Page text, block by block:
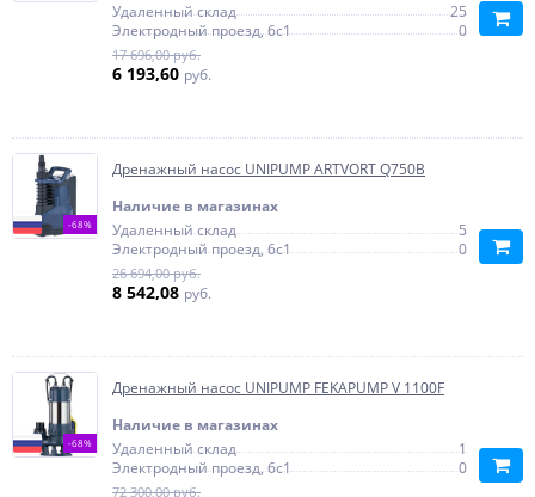
Удаленный склад
25
Электродный проезд, 6с1
0
17 696,00 руб.
6 193,60 руб.
-68%
Дренажный насос UNIPUMP ARTVORT Q750B
Наличие в магазинах
Удаленный склад
5
Электродный проезд, 6с1
0
26 694,00 руб.
8 542,08 руб.
-68%
Дренажный насос UNIPUMP FEKAPUMP V 1100F
Наличие в магазинах
Удаленный склад
1
Электродный проезд, 6с1
0
72 300,00 руб.